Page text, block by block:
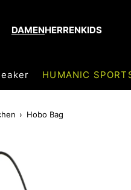
DAMENHERRENKIDS
HUMANIC
Hobo Bag